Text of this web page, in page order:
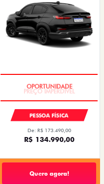
PESSOA FÍSICA
De: R$ 173.490,00
R$ 134.990,00
Quero agora!